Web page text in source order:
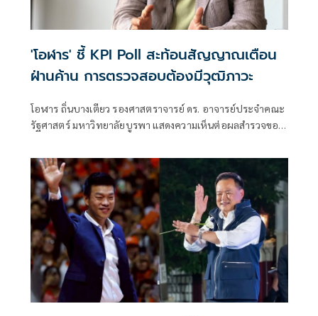
'โอฬาร' ชี้ KPI Poll สะท้อนสัญญาณเตือน
ฝ่านค้าน การตรวจสอบต้องมีวุฒิภาวะ
โอฬาร ถิ่นบางเตียว รองศาสตราจารย์ ดร. อาจารย์ประจำคณะ
รัฐศาสตร์ มหาวิทยาลัยบูรพา แสดงความเห็นต่อผลสำรวจของ